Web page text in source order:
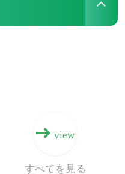
view
すべてを見る